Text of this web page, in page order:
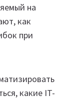
на
как
при
какие IT-